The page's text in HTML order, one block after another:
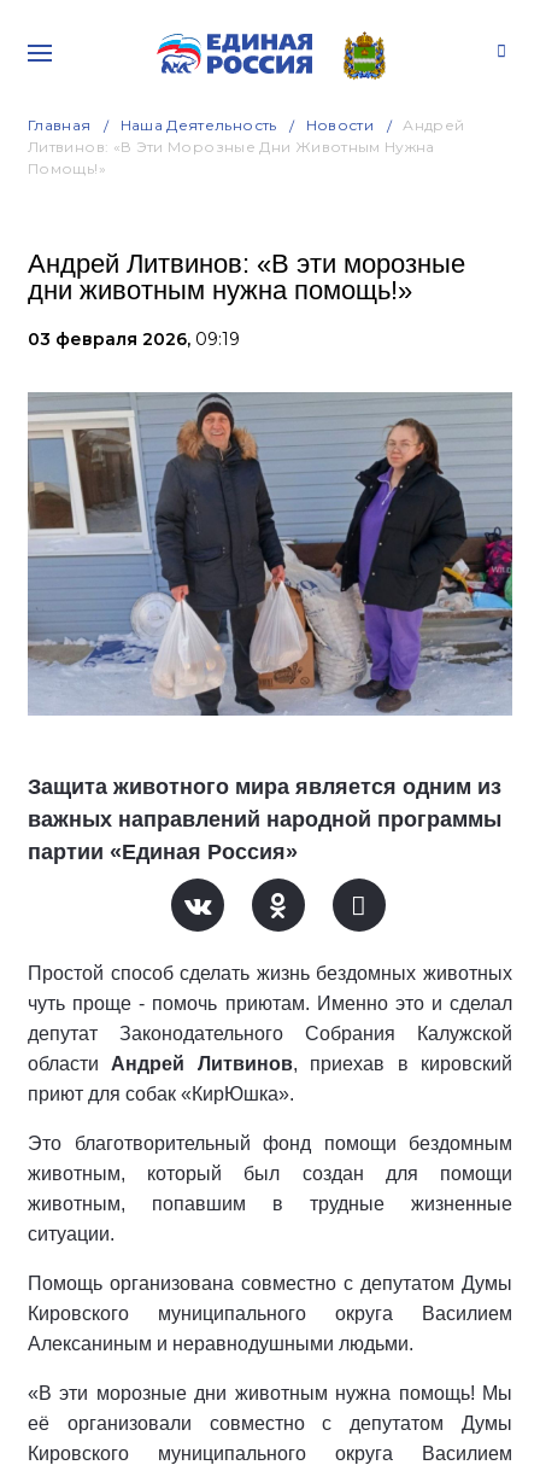
Главная Наша Деятельность Новости
Андрей
Литвинов: «В Эти Морозные Дни Животным Нужна
Помощь!»
Андрей Литвинов: «В эти морозные
дни животным нужна помощь!»
03 февраля 2026, 09:19
Защита животного мира является одним из
важных направлений народной программы
партии «Единая Россия»
Простой способ сделать жизнь бездомных животных
чуть проще - помочь приютам. Именно это и сделал
депутат Законодательного Собрания Калужской
области Андрей Литвинов, приехав в кировский
приют для собак «КирЮшка».
Это благотворительный фонд помощи бездомным
животным, который был создан для помощи
животным, попавшим в трудные жизненные
ситуации.
Помощь организована совместно с депутатом Думы
Кировского муниципального округа Василием
Алексаниным и неравнодушными людьми.
«В эти морозные дни животным нужна помощь! Мы
её организовали совместно с депутатом Думы
Кировского муниципального округа Василием